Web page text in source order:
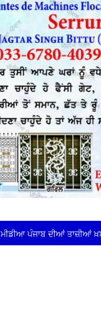
ਮੀਡੀਆ ਪੰਜਾਬ ਦੀਆਂ ਤਾਜ਼ੀਆਂ